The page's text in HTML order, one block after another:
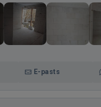
E-pasts